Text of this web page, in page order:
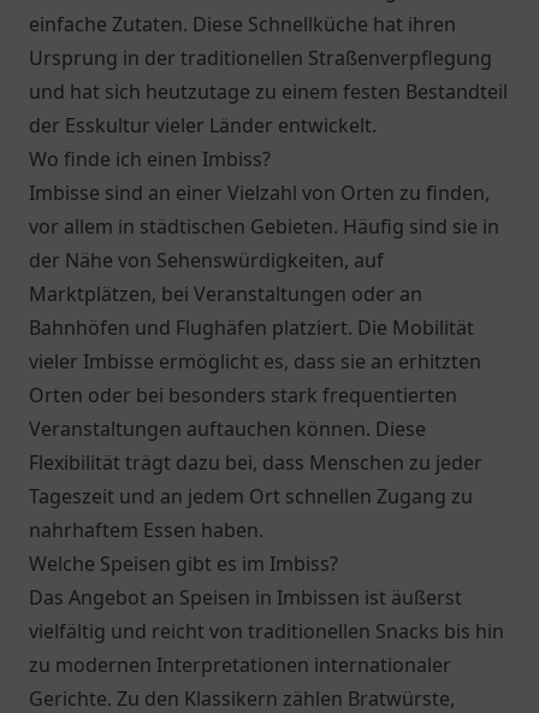
einfache Zutaten. Diese Schnellküche hat ihren
Ursprung in der traditionellen Straßenverpflegung
und hat sich heutzutage zu einem festen Bestandteil
der Esskultur vieler Länder entwickelt.
Wo finde ich einen Imbiss?
Imbisse sind an einer Vielzahl von Orten zu finden,
vor allem in städtischen Gebieten. Häufig sind sie in
der Nähe von Sehenswürdigkeiten, auf
Marktplätzen, bei Veranstaltungen oder an
Bahnhöfen und Flughäfen platziert. Die Mobilität
vieler Imbisse ermöglicht es, dass sie an erhitzten
Orten oder bei besonders stark frequentierten
Veranstaltungen auftauchen können. Diese
Flexibilität trägt dazu bei, dass Menschen zu jeder
Tageszeit und an jedem Ort schnellen Zugang zu
nahrhaftem Essen haben.
Welche Speisen gibt es im Imbiss?
Das Angebot an Speisen in Imbissen ist äußerst
vielfältig und reicht von traditionellen Snacks bis hin
zu modernen Interpretationen internationaler
Gerichte. Zu den Klassikern zählen Bratwürste,